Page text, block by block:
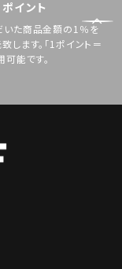
ポイント
いた商品金額の1％を
します。「1ポイント＝
可能です。